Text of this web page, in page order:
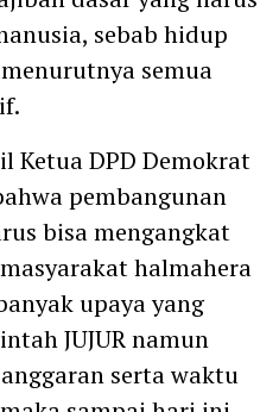
sebab hidup
semua
DPD Demokrat
pembangunan
bisa mengangkat
halmahera
upaya yang
JUJUR namun
serta waktu